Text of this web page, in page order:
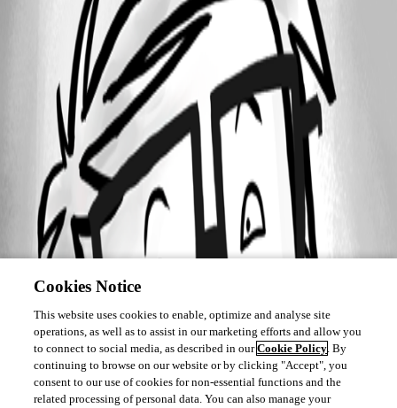
Cookies Notice
This website uses cookies to enable, optimize and analyse site
operations, as well as to assist in our marketing efforts and allow you
to connect to social media, as described in ourCookie Policy. By
continuing to browse on our website or by clicking "Accept", you
consent to our use of cookies for non-essential functions and the
related processing of personal data. You can also manage your